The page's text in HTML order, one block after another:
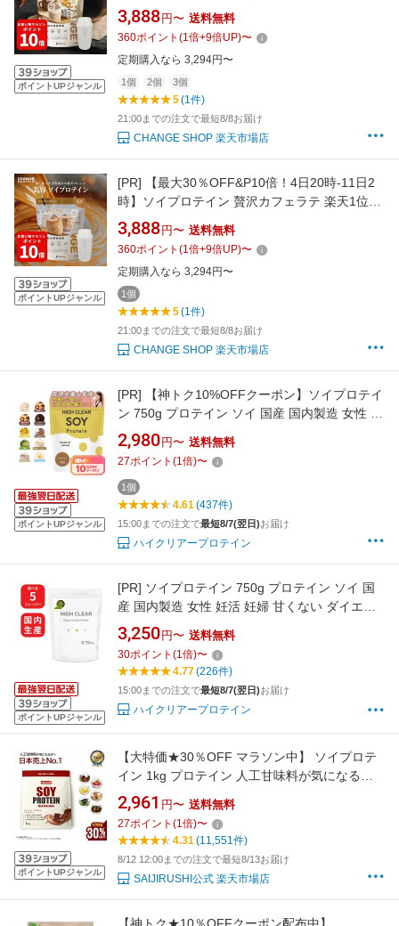
ポイントUPジャンル
30種の美容ケア成分 女性 国産 375g 750g
1125g 人気 おすすめ 飲みやすい チェンジプロ
テイン 選べるシェイカー protein ダイエット 更
年期 ヒアルロン酸 大豆プロテイン
3,888 円〜 送料無料
360ポイント (1倍+9倍UP)〜
定期購入なら 3,294円〜
1個 2個 3個
5(1件)
21:00までの注文で最短8/8お届け
CHANGE SHOP 楽天市場店
ポイントUPジャンル
[PR]
【最大30％OFF&P10倍！4日20時-11日2
時】ソイプロテイン 贅沢カフェラテ 楽天1位
30種の美容ケア成分 女性 国産 375g おすすめ
飲みやすい チェンジプロテイン 選べるシェイ
カー protein ダイエット 更年期 美味しい ヒア
ルロン酸 大豆プロテイン
3,888 円〜 送料無料
360ポイント (1倍+9倍UP)〜
定期購入なら 3,294円〜
1個
5(1件)
21:00までの注文で最短8/8お届け
CHANGE SHOP 楽天市場店
ポイントUPジャンル
[PR]
【神トク10%OFFクーポン】ソイプロテイ
ン 750g プロテイン ソイ 国産 国内製造 女性 妊
活 妊婦 ダイエット 美容 健康 置き換え 大豆 大
豆プロテイン ピラティス タンパク質 ハイクリ
アー
2,980 円〜 送料無料
27ポイント (1倍)〜
1個
4.61(437件)
15:00までの注文で最短8/7(翌日)お届け
ハイクリアープロテイン
ポイントUPジャンル
[PR] ソイプロテイン 750g プロテイン ソイ 国
産 国内製造 女性 妊活 妊婦 甘くない ダイエッ
ト 美容 健康 置き換え 大豆 大豆プロテイン ピ
ラティス ハイクリアー ごはんと一緒
3,250 円〜 送料無料
30ポイント (1倍)〜
4.77(226件)
15:00までの注文で最短8/7(翌日)お届け
ハイクリアープロテイン
ポイントUPジャンル
【大特価★30％OFF マラソン中】 ソイプロテ
イン 1kg プロテイン 人工甘味料が気になる方
女性用 ダイエット プロテインダイエット 女性
置き換えダイエット 置き換え 無添加 たんぱく
質 低糖質 低脂質 国内製造 満腹感 大豆
(OgarMade) オーガーメイド
2,961 円〜 送料無料
27ポイント (1倍)〜
4.31(11,551件)
8/12 12:00までの注文で最短8/13お届け
SAIJIRUSHI公式 楽天市場店